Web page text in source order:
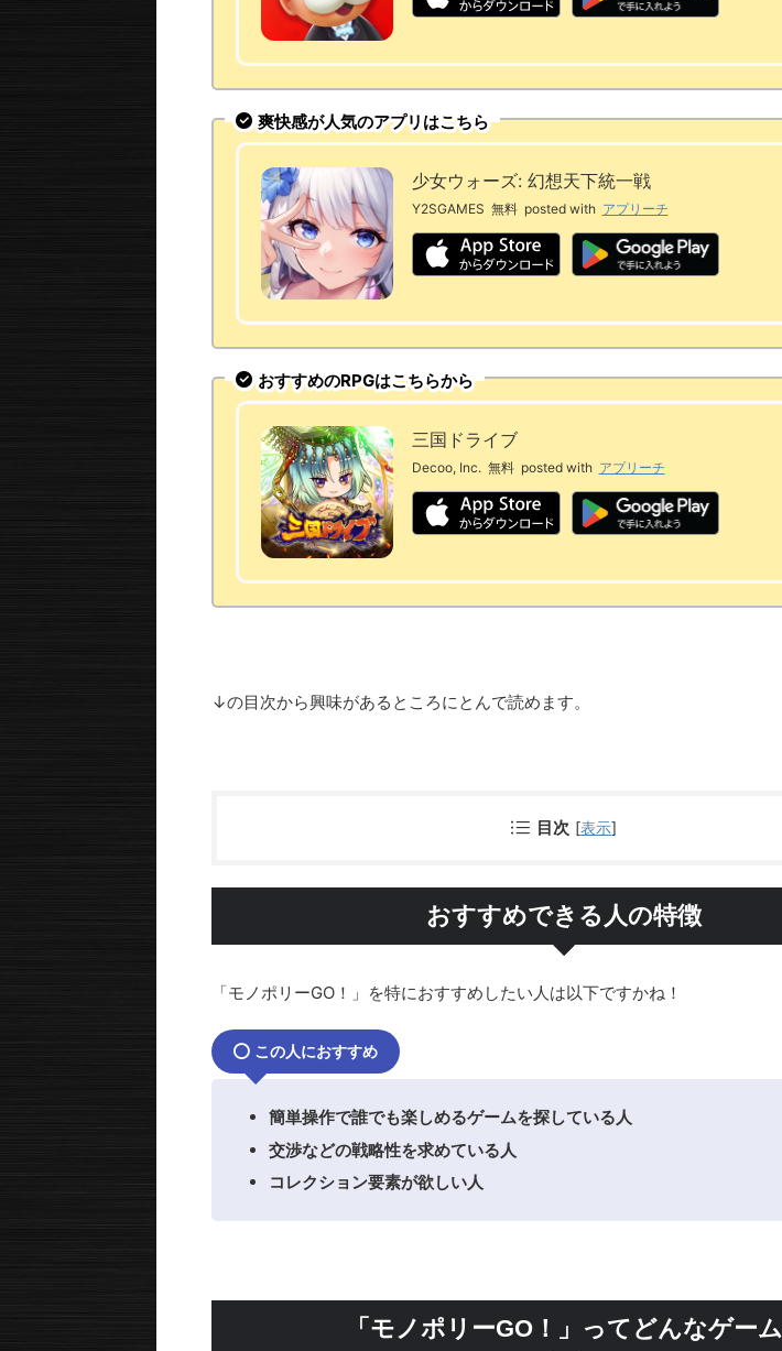
爽快感が人気のアプリはこちら
少女ウォーズ: 幻想天下統一戦
Y2SGAMES 無料 posted with アプリーチ
おすすめのRPGはこちらから
三国ドライブ
Decoo, Inc. 無料 posted with アプリーチ
↓の目次から興味があるところにとんで読めます。
目次 [表示]
おすすめできる人の特徴
「モノポリーGO！」を特におすすめしたい人は以下ですかね！
この人におすすめ
簡単操作で誰でも楽しめるゲームを探している人
交渉などの戦略性を求めている人
コレクション要素が欲しい人
「モノポリーGO！」ってどんなゲーム